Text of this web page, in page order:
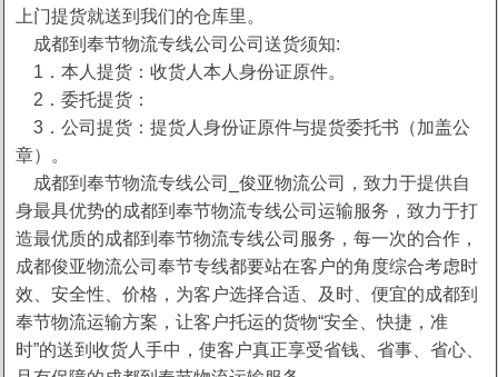
上门提货就送到我们的仓库里。
成都到奉节物流专线公司公司送货须知:
1．本人提货：收货人本人身份证原件。
2．委托提货：
3．公司提货：提货人身份证原件与提货委托书（加盖公
章）。
成都到奉节物流专线公司_俊亚物流公司，致力于提供自
身最具优势的成都到奉节物流专线公司运输服务，致力于打
造最优质的成都到奉节物流专线公司服务，每一次的合作，
成都俊亚物流公司奉节专线都要站在客户的角度综合考虑时
效、安全性、价格，为客户选择合适、及时、便宜的成都到
奉节物流运输方案，让客户托运的货物“安全、快捷，准
时”的送到收货人手中，使客户真正享受省钱、省事、省心、